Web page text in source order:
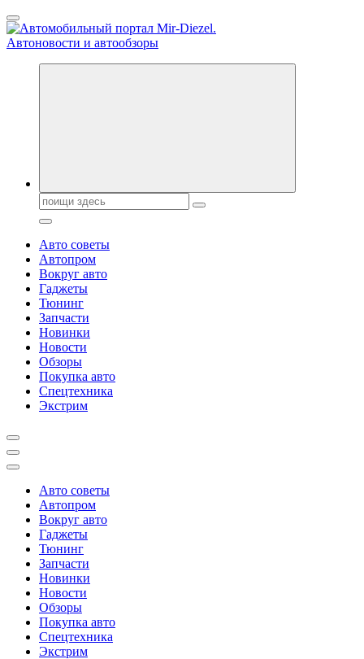
Перейти
к
содержанию
Справочник автомобилиста. Обзор новинок популярных
Поиск:
Авто советы
Автопром
Вокруг авто
Гаджеты
Тюнинг
Запчасти
Новинки
Новости
Обзоры
Покупка авто
Спецтехника
Экстрим
Авто советы
Автопром
Вокруг авто
Гаджеты
Тюнинг
Запчасти
Новинки
Новости
Обзоры
Покупка авто
Спецтехника
Экстрим